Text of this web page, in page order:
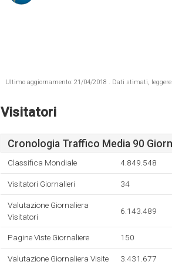
Ultimo aggiornamento: 21/04/2018 . Dati stimati,
Visitatori
Cronologia Traffico Media 90
Classifica Mondiale 4.849.548
Visitatori Giornalieri 34
Valutazione Giornaliera
Visitatori
6.143.489
Pagine Viste Giornaliere 150
Valutazione Giornaliera Visite 3.431.677